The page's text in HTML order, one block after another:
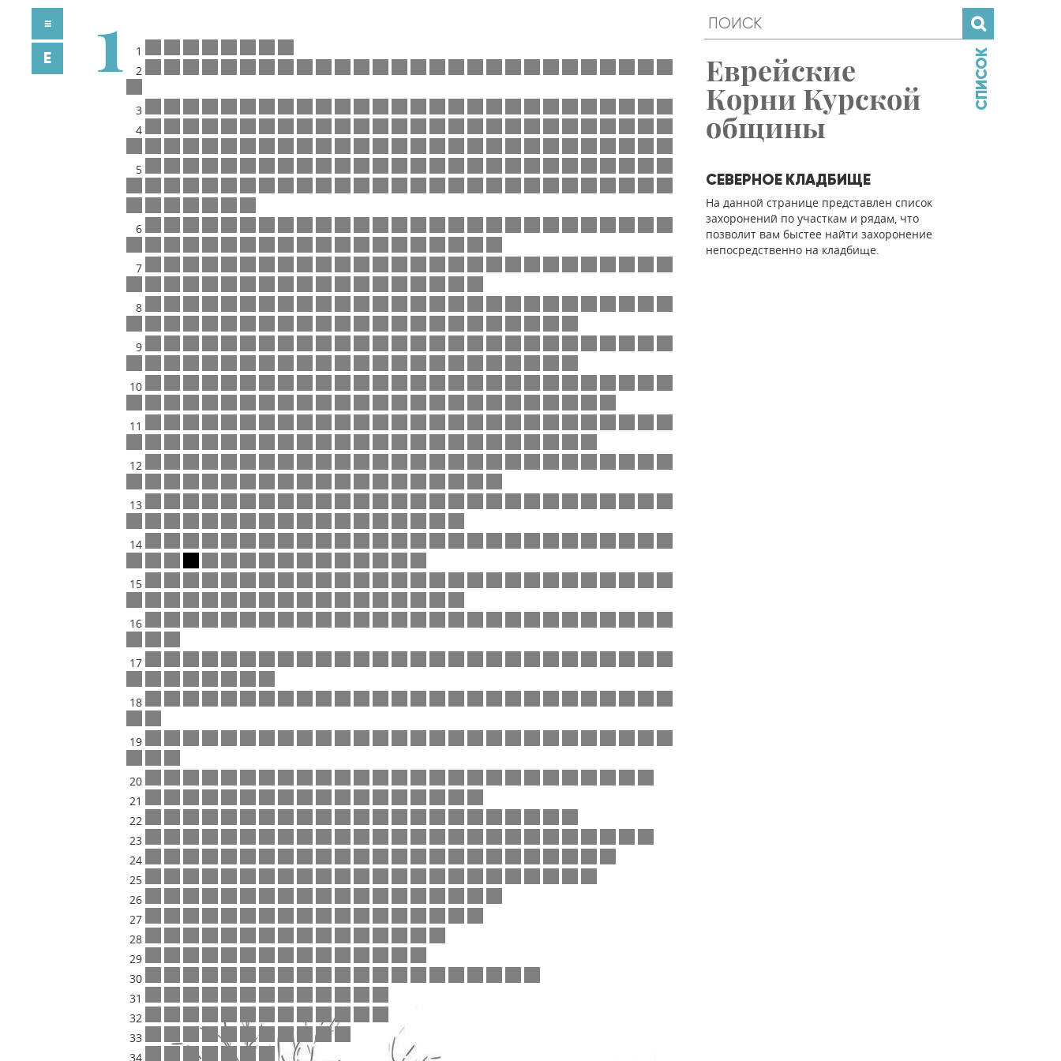
Еврейские
Корни Курской
общины
СЕВЕРНОЕ КЛАДБИЩЕ
На данной странице представлен список
захоронений по участкам и рядам, что
позволит вам быстее найти захоронение
непосредственно на кладбище.
1
1
2
3
4
5
6
7
8
9
10
11
12
13
14
15
16
17
18
19
20
21
22
23
24
25
26
27
28
29
30
31
32
33
34
≡
E
СПИСОК